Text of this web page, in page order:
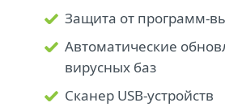
Защита от программ-
Автоматические
вирусных баз
Сканер USB-устройств